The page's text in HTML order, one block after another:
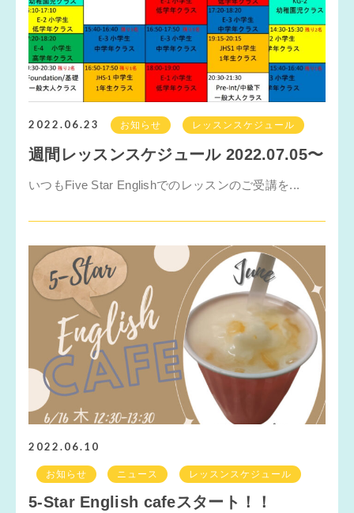
2022.06.23 お知らせ レッスンスケジュール
週間レッスンスケジュール 2022.07.05〜
いつもFive Star Englishでのレッスンのご受講を...
2022.06.10
お知らせ ニュース レッスンスケジュール
5-Star English cafeスタート！！